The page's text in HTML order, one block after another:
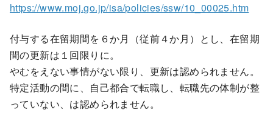
https://www.moj.go.jp/isa/policies/ssw/10_00025.htm
付与する在留期間を６か月（従前４か月）とし、在留期
間の更新は１回限りに。
やむをえない事情がない限り、更新は認められません。
特定活動の間に、自己都合で転職し、転職先の体制が整
っていない、は認められません。